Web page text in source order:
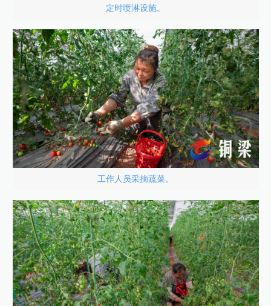
定时喷淋设施。
工作人员采摘蔬菜。